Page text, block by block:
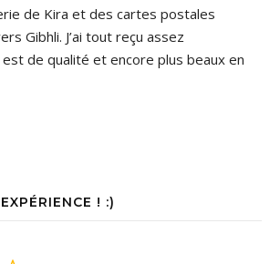
de Kira et des cartes postales
Gibhli. J’ai tout reçu assez
de qualité et encore plus beaux en
! :)